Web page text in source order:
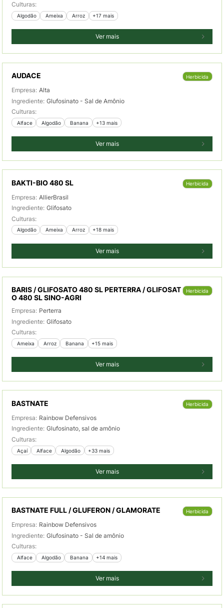
Culturas:
Algodão Ameixa Arroz +17 mais
Ver mais
AUDACE Herbicida
Empresa: Alta
Ingrediente: Glufosinato - Sal de Amônio
Culturas:
Alface Algodão Banana +13 mais
Ver mais
BAKTI-BIO 480 SL Herbicida
Empresa: AllierBrasil
Ingrediente: Glifosato
Culturas:
Algodão Ameixa Arroz +18 mais
Ver mais
BARIS / GLIFOSATO 480 SL PERTERRA / GLIFOSAT
O 480 SL SINO-AGRI
Herbicida
Empresa: Perterra
Ingrediente: Glifosato
Culturas:
Ameixa Arroz Banana +15 mais
Ver mais
BASTNATE Herbicida
Empresa: Rainbow Defensivos
Ingrediente: Glufosinato, sal de amônio
Culturas:
Açaí Alface Algodão +33 mais
Ver mais
BASTNATE FULL / GLUFERON / GLAMORATE Herbicida
Empresa: Rainbow Defensivos
Ingrediente: Glufosinato - Sal de amônio
Culturas:
Alface Algodão Banana +14 mais
Ver mais